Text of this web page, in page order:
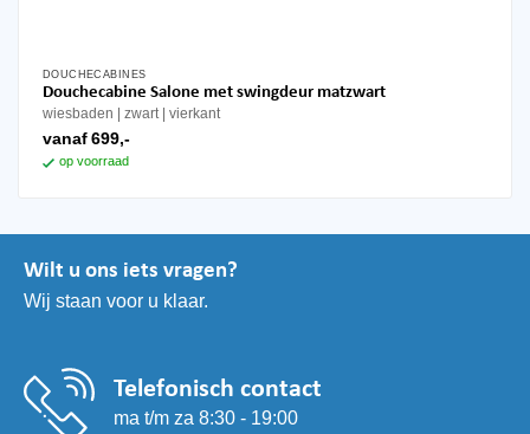
DOUCHECABINES
Douchecabine Salone met swingdeur matzwart
wiesbaden zwart vierkant
vanaf 699,-
op voorraad
Dit
product
gekozen
worden
productpagina
Wilt u ons iets vragen?
Wij staan voor u klaar.
Telefonisch contact
ma t/m za 8:30 - 19:00